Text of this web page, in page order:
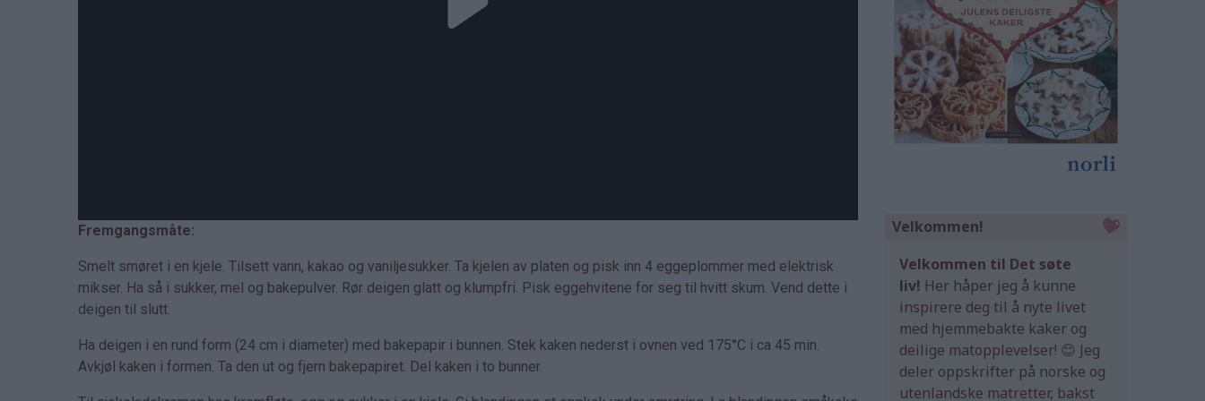
Fremgangsmåte:
Smelt smøret i en kjele. Tilsett vann, kakao og vaniljesukker. Ta kjelen av platen og pisk inn 4 eggeplommer med elektrisk
mikser. Ha så i sukker, mel og bakepulver. Rør deigen glatt og klumpfri. Pisk eggehvitene for seg til hvitt skum. Vend dette i
deigen til slutt.
Ha deigen i en rund form (24 cm i diameter) med bakepapir i bunnen. Stek kaken nederst i ovnen ved 175°C i ca 45 min.
Avkjøl kaken i formen. Ta den ut og fjern bakepapiret. Del kaken i to bunner.
Velkommen!
Velkommen til Det søte
liv! Her håper jeg å kunne
inspirere deg til å nyte livet
med hjemmebakte kaker og
deilige matopplevelser! 😊 Jeg
deler oppskrifter på norske og
utenlandske matretter, bakst